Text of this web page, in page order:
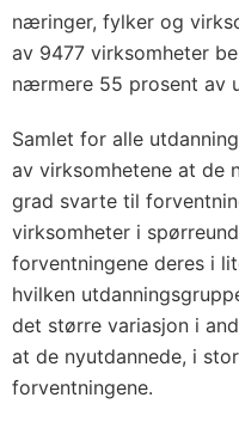
næringer, fylker og
av 9477 virksomheter
nærmere 55 prosent av
Samlet for alle
av virksomhetene at de
grad svarte til
virksomheter i
forventningene deres i
hvilken
det større variasjon i
at de nyutdannede, i
forventningene.